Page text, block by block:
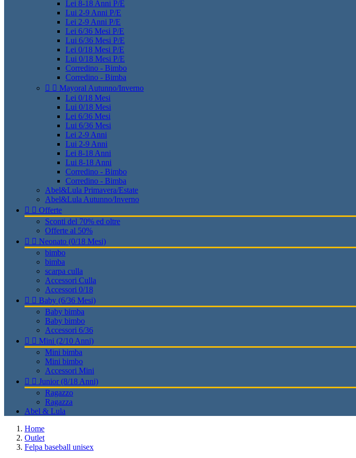
Lei 8-18 Anni P/E
Lui 2-9 Anni P/E
Lei 2-9 Anni P/E
Lei 6/36 Mesi P/E
Lui 6/36 Mesi P/E
Lei 0/18 Mesi P/E
Lui 0/18 Mesi P/E
Corredino - Bimbo
Corredino - Bimba
  Mayoral Autunno/Inverno
Lei 0/18 Mesi
Lui 0/18 Mesi
Lei 6/36 Mesi
Lui 6/36 Mesi
Lei 2-9 Anni
Lui 2-9 Anni
Lei 8-18 Anni
Lui 8-18 Anni
Corredino - Bimbo
Corredino - Bimba
Abel&Lula Primavera/Estate
Abel&Lula Autunno/Inverno
  Offerte
Sconti del 70% ed oltre
Offerte al 50%
  Neonato (0/18 Mesi)
bimbo
bimba
scarpa culla
Accessori Culla
Accessori 0/18
  Baby (6/36 Mesi)
Baby bimba
Baby bimbo
Accessori 6/36
  Mini (2/10 Anni)
Mini bimba
Mini bimbo
Accessori Mini
  Junior (8/18 Anni)
Ragazzo
Ragazza
Abel & Lula
Home
Outlet
Felpa baseball unisex